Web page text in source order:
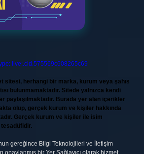
live:.cid.575569c608265c69
sitesi, herhangi bir marka, kurum veya şahıs
bulunmamaktadır. Sitede yalnızca kendi
paylaşılmaktadır. Burada yer alan içerikler
olup, gerçek kurum ve kişiler hakkında
Gerçek kurum ve kişiler ile isim
gereğince Bilgi Teknolojileri ve İletişim
onaylanmış bir Yer Sağlayıcı olarak hizmet